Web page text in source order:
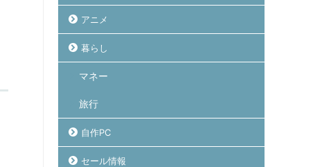
アニメ
暮らし
マネー
旅行
自作PC
セール情報